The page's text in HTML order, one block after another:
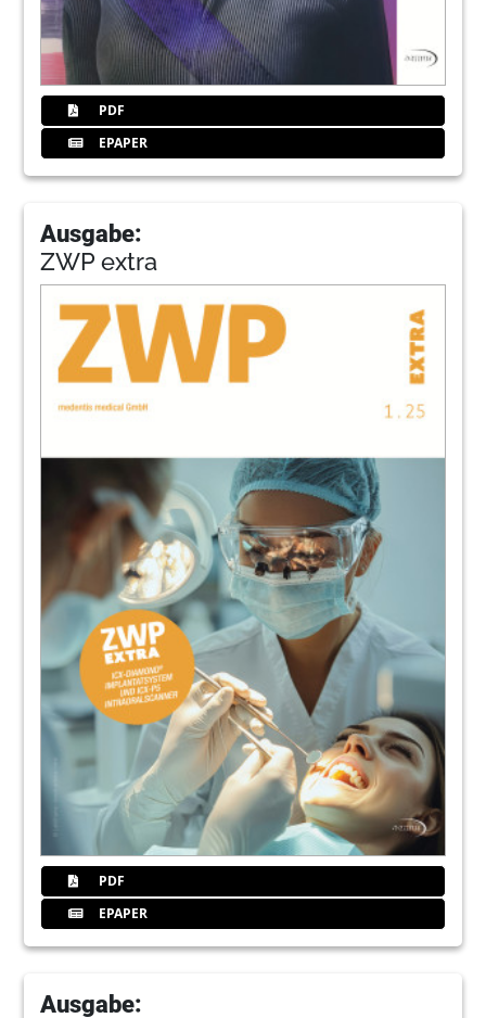
PDF
EPAPER
Ausgabe:
ZWP extra
PDF
EPAPER
Ausgabe: